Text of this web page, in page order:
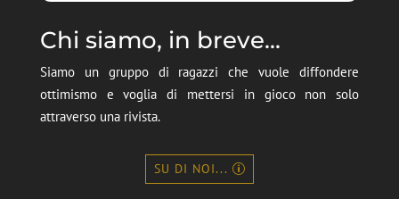
Chi siamo, in breve...
Siamo un gruppo di ragazzi che vuole diffondere
ottimismo e voglia di mettersi in gioco non solo
attraverso una rivista.
SU DI NOI...